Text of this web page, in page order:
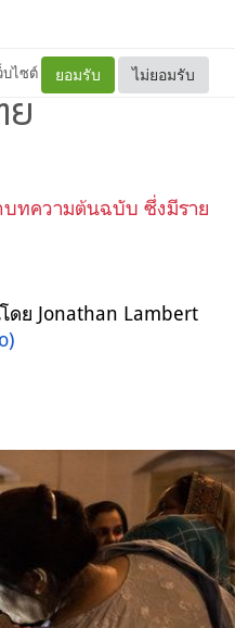
บไซต์ ยอมรับ ไม่ยอมรับ
ทความต้นฉบับ ซึ่งมีราย
ดย Jonathan Lambert